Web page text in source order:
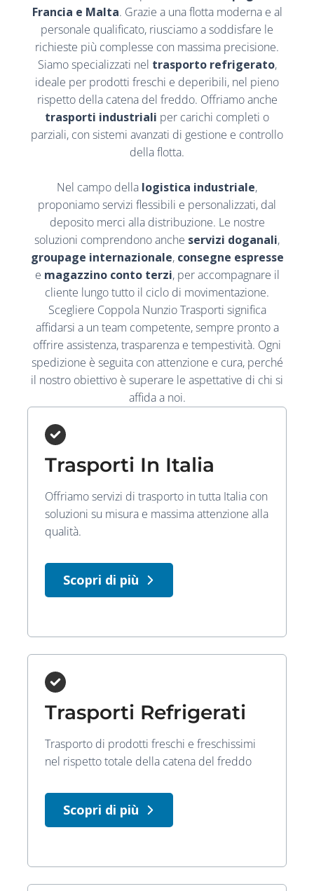
Francia e Malta. Grazie a una flotta moderna e al
personale qualificato, riusciamo a soddisfare le
richieste più complesse con massima precisione.
Siamo specializzati nel trasporto refrigerato,
ideale per prodotti freschi e deperibili, nel pieno
rispetto della catena del freddo. Offriamo anche
trasporti industriali per carichi completi o
parziali, con sistemi avanzati di gestione e controllo
della flotta.
Nel campo della logistica industriale,
proponiamo servizi flessibili e personalizzati, dal
deposito merci alla distribuzione. Le nostre
soluzioni comprendono anche servizi doganali,
groupage internazionale, consegne espresse
e magazzino conto terzi, per accompagnare il
cliente lungo tutto il ciclo di movimentazione.
Scegliere Coppola Nunzio Trasporti significa
affidarsi a un team competente, sempre pronto a
offrire assistenza, trasparenza e tempestività. Ogni
spedizione è seguita con attenzione e cura, perché
il nostro obiettivo è superare le aspettative di chi si
affida a noi.
Trasporti In Italia
Offriamo servizi di trasporto in tutta Italia con
soluzioni su misura e massima attenzione alla
qualità.
Scopri di più
Trasporti Refrigerati
Trasporto di prodotti freschi e freschissimi
nel rispetto totale della catena del freddo
Scopri di più